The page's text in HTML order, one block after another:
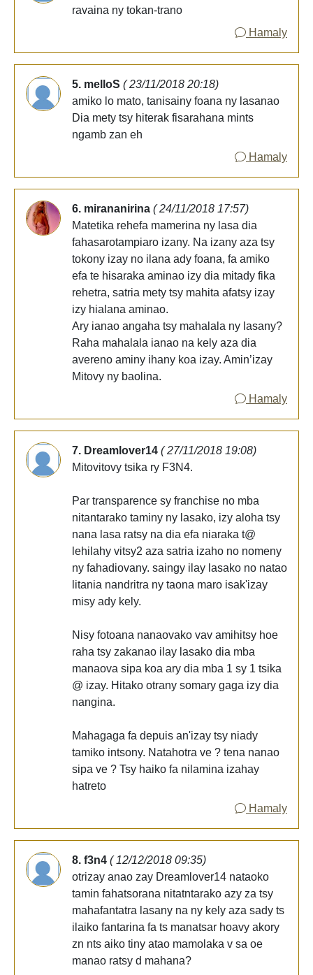
ravaina ny tokan-trano
Hamaly
5. melloS ( 23/11/2018 20:18)
amiko lo mato, tanisainy foana ny lasanao
Dia mety tsy hiterak fisarahana mints
ngamb zan eh
Hamaly
6. mirananirina ( 24/11/2018 17:57)
Matetika rehefa mamerina ny lasa dia
fahasarotampiaro izany. Na izany aza tsy
tokony izay no ilana ady foana, fa amiko
efa te hisaraka aminao izy dia mitady fika
rehetra, satria mety tsy mahita afatsy izay
izy hialana aminao.
Ary ianao angaha tsy mahalala ny lasany?
Raha mahalala ianao na kely aza dia
avereno aminy ihany koa izay. Amin’izay
Mitovy ny baolina.
Hamaly
7. Dreamlover14 ( 27/11/2018 19:08)
Mitovitovy tsika ry F3N4.
Par transparence sy franchise no mba
nitantarako taminy ny lasako, izy aloha tsy
nana lasa ratsy na dia efa niaraka t@
lehilahy vitsy2 aza satria izaho no nomeny
ny fahadiovany. saingy ilay lasako no natao
litania nandritra ny taona maro isak'izay
misy ady kely.
Nisy fotoana nanaovako vav amihitsy hoe
raha tsy zakanao ilay lasako dia mba
manaova sipa koa ary dia mba 1 sy 1 tsika
@ izay. Hitako otrany somary gaga izy dia
nangina.
Mahagaga fa depuis an'izay tsy niady
tamiko intsony. Natahotra ve ? tena nanao
sipa ve ? Tsy haiko fa nilamina izahay
hatreto
Hamaly
8. f3n4 ( 12/12/2018 09:35)
otrizay anao zay Dreamlover14 nataoko
tamin fahatsorana nitatntarako azy za tsy
mahafantatra lasany na ny kely aza sady ts
ilaiko fantarina fa ts manatsar hoavy akory
zn nts aiko tiny atao mamolaka v sa oe
manao ratsy d mahana?